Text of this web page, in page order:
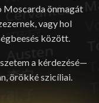
Moscarda önmagát
vagy hol
között.
a kérdezésé—
örökké szicíliai.